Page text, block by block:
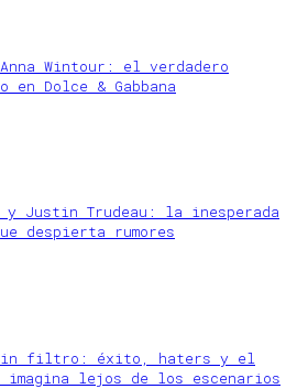
Anna Wintour: el verdadero
en Dolce & Gabbana
y Justin Trudeau: la inesperada
despierta rumores
filtro: éxito, haters y el
imagina lejos de los escenarios